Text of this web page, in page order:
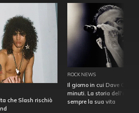
che Slash rischiò
ROCK NEWS
Il giorno in cui Dave
minuti. La storia
sempre la sua vita